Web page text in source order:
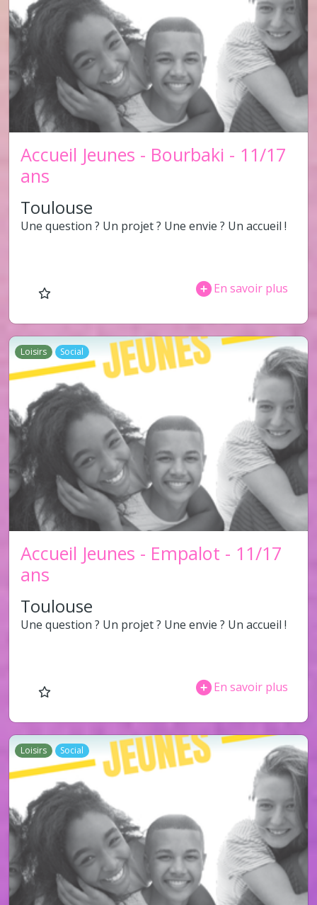
Accueil Jeunes - Bourbaki - 11/17
ans
Toulouse
Une question ? Un projet ? Une envie ? Un accueil !
En savoir plus
Loisirs Social
Accueil Jeunes - Empalot - 11/17
ans
Toulouse
Une question ? Un projet ? Une envie ? Un accueil !
En savoir plus
Loisirs Social